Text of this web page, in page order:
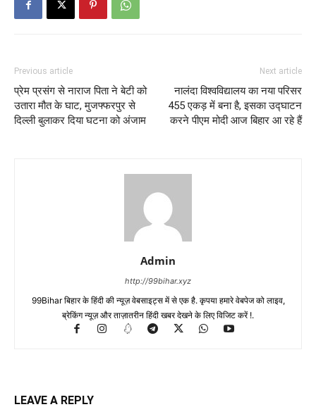
Previous article
प्रेम प्रसंग से नाराज पिता ने बेटी को
उतारा मौत के घाट, मुजफ्फरपुर से
दिल्ली बुलाकर दिया घटना को अंजाम
Next article
नालंदा विश्वविद्यालय का नया परिसर
455 एकड़ में बना है, इसका उद्घाटन
करने पीएम मोदी आज बिहार आ रहे हैं
Admin
http://99bihar.xyz
99Bihar बिहार के हिंदी की न्यूज़ वेबसाइट्स में से एक है. कृपया हमारे वेबपेज को लाइव,
ब्रेकिंग न्यूज़ और ताज़ातरीन हिंदी खबर देखने के लिए विजिट करें !.
LEAVE A REPLY